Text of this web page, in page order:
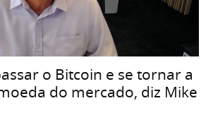
o Bitcoin e se tornar a
do mercado, diz Mike